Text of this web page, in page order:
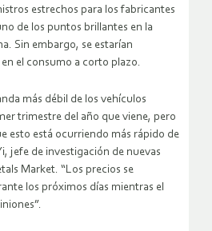
estrechos para los fabricantes
de los puntos brillantes en la
Sin embargo, se estarían
el consumo a corto plazo.
más débil de los vehículos
trimestre del año que viene, pero
esto está ocurriendo más rápido de
jefe de investigación de nuevas
Market. “Los precios se
los próximos días mientras el